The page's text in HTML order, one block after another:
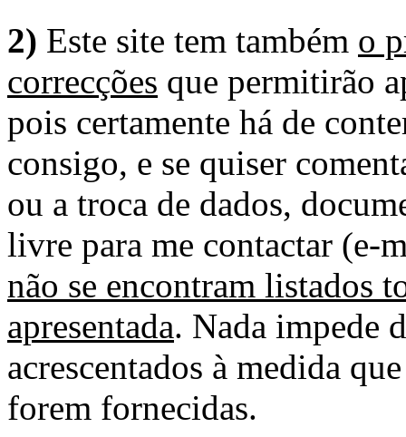
2) Este site tem também o
correcções que permitirão
pois certamente há de
consigo, e se quiser
ou a troca de dados,
livre para me contactar (e-
não se encontram listados
apresentada. Nada impede
acrescentados à medida
forem fornecidas.